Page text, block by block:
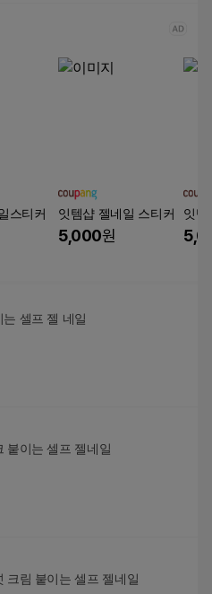
스티커 잇템샵 젤네일 스티커
5,000원
잇템
셀프 젤 네일
붙이는 셀프 젤네일
크림 붙이는 셀프 젤네일